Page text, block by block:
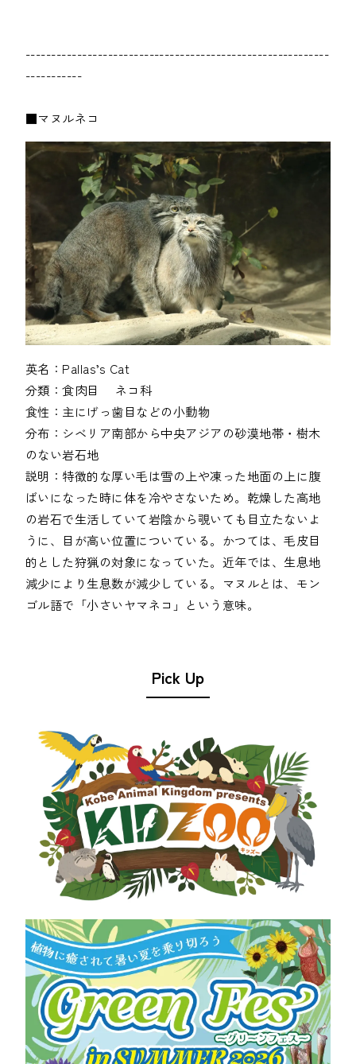
-----------------------------------------------------------
-----------
■マヌルネコ
英名：Pallas’s Cat
分類：食肉目　 ネコ科
食性：主にげっ歯目などの小動物
分布：シベリア南部から中央アジアの砂漠地帯・樹木
のない岩石地
説明：特徴的な厚い毛は雪の上や凍った地面の上に腹
ばいになった時に体を冷やさないため。乾燥した高地
の岩石で生活していて岩陰から覗いても目立たないよ
うに、目が高い位置についている。かつては、毛皮目
的とした狩猟の対象になっていた。近年では、生息地
減少により生息数が減少している。マヌルとは、モン
ゴル語で「小さいヤマネコ」という意味。
Pick Up